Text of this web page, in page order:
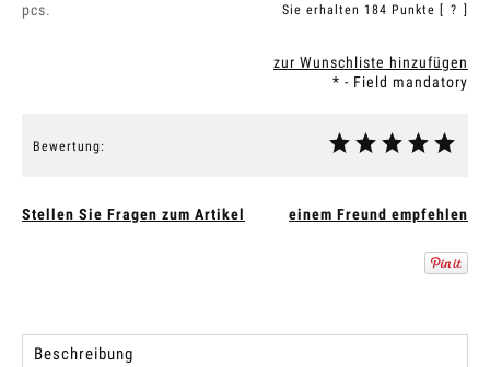
pcs. Sie erhalten 184 Punkte [ ? ]
zur Wunschliste hinzufügen
* - Field mandatory
Bewertung:
Stellen Sie Fragen zum Artikel einem Freund empfehlen
Beschreibung